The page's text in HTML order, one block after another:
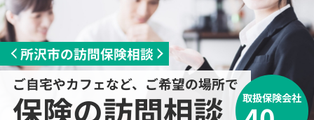
所沢市の訪問保険相談
ご自宅やカフェなど、ご希望の場所で
保険の訪問相談 取扱保険会社